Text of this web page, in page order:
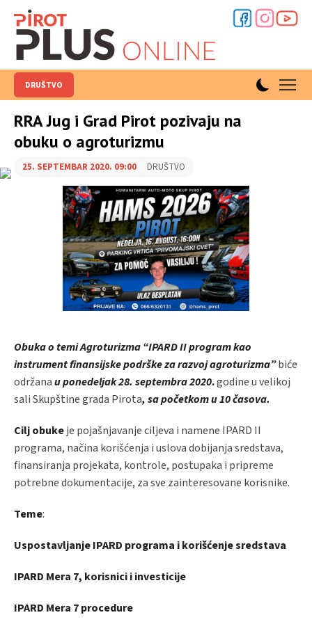
DRUŠTVO
RRA Jug i Grad Pirot pozivaju na
obuku o agroturizmu
25. SEPTEMBAR 2020. 09:00 DRUŠTVO
Obuka o temi Agroturizma “IPARD II program kao
instrument finansijske podrške za razvoj agroturizma”biće
održanau ponedeljak 28. septembra 2020.godine u velikoj
sali Skupštine grada Pirota, sa početkom u 10 časova.
Cilj obukeje pojašnjavanje ciljeva i namene IPARD II
programa, načina korišćenja i uslova dobijanja sredstava,
finansiranja projekata, kontrole, postupaka i pripreme
potrebne dokumentacije, za sve zainteresovane korisnike.
Teme:
Uspostavljanje IPARD programa i korišćenje sredstava
IPARD Mera 7, korisnici i investicije
IPARD Mera 7 procedure